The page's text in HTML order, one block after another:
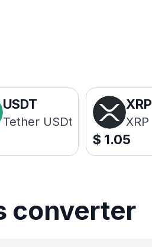
USDT
Tether USDt
XRP
XRP
$ 1.05
converter